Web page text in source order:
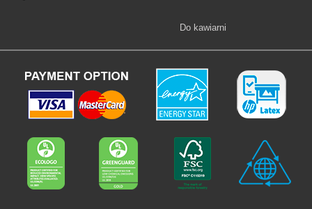
Fototapety
Do kawiarni